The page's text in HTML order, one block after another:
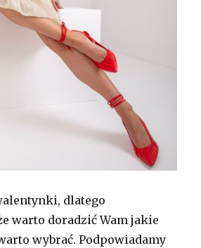
dlatego
warto doradzić Wam jakie
wybrać. Podpowiadamy